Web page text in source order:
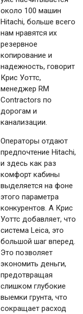
около 100 машин
Hitachi, больше всего
нам нравятся их
резервное
копирование и
надежность, говорит
Крис Уоттс,
менеджер RM
Contractors по
дорогам и
канализации.
Операторы отдают
предпочтение Hitachi,
и здесь как раз
комфорт кабины
выделяется на фоне
этого параметра
конкурентов. А Крис
Уоттс добавляет, что
система Leica, это
большой шаг вперед.
Это позволяет
экономить деньги,
предотвращая
слишком глубокие
выемки грунта, что
сокращает расход